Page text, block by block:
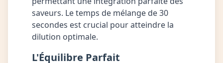
saveurs. Le temps de mélange de 30
secondes est crucial pour atteindre la
dilution optimale.
L'Équilibre Parfait